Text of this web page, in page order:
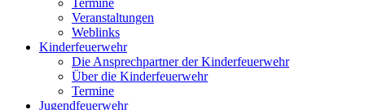
Termine
Veranstaltungen
Weblinks
Kinderfeuerwehr
Die Ansprechpartner der Kinderfeuerwehr
Über die Kinderfeuerwehr
Termine
Jugendfeuerwehr